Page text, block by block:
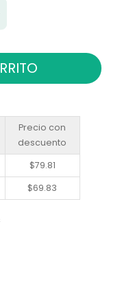
Precio con
descuento
$79.81
$69.83